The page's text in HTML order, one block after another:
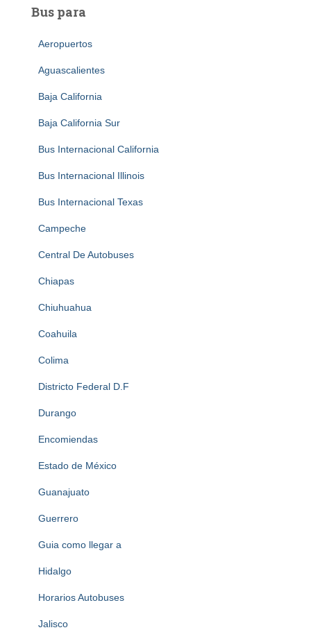
Bus para
Aeropuertos
Aguascalientes
Baja California
Baja California Sur
Bus Internacional California
Bus Internacional Illinois
Bus Internacional Texas
Campeche
Central De Autobuses
Chiapas
Chiuhuahua
Coahuila
Colima
Districto Federal D.F
Durango
Encomiendas
Estado de México
Guanajuato
Guerrero
Guia como llegar a
Hidalgo
Horarios Autobuses
Jalisco